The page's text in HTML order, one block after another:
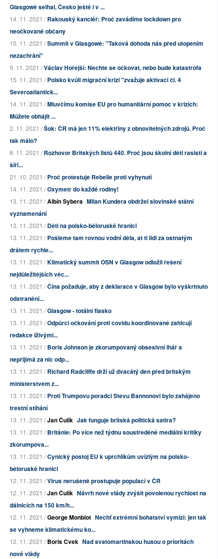
Glasgowě selhal, Česko ještě i v ...
14. 11. 2021 /Rakouský kancléř: Proč zavádíme lockdown pro
neočkované občany
15. 11. 2021 /Summit v Glasgowě: "Taková dohoda nás před utopením
nezachrání"
9. 11. 2021 /Václav Hořejší: Nechte se očkovat, nebo bude katastrofa
15. 11. 2021 /Polsko kvůli migrační krizi "zvažuje aktivaci čl. 4
Severoatlantick...
14. 11. 2021 /Mluvčímu komise EU pro humanitární pomoc v krizích:
Můžete obhájit ...
2. 11. 2021 /Šok: ČR má jen 11% elektřiny z obnovitelných zdrojů. Proč
tak málo?
8. 11. 2021 /Rozhovor Britských listů 440. Proč jsou školní děti rasisti a
šíří...
21. 10. 2021 /Proč protestuje Rebelie proti vyhynutí
14. 11. 2021 /Oxymetr do každé rodiny!
13. 11. 2021 /Albín Sybera Milan Kundera obdržel slovinské státní
vyznamenání
13. 11. 2021 /Děti na polsko-běloruské hranici
13. 11. 2021 /Pošleme tam rovnou vodní děla, at ti lidi za ostnatým
drátem rychle...
13. 11. 2021 /Klimatický summit OSN v Glasgow odložil řešení
nejdůležitějších věc...
13. 11. 2021 /Čína požaduje, aby z deklarace v Glasgow bylo vyškrtnuto
odstranění...
13. 11. 2021 /Glasgow - totální fiasko
13. 11. 2021 /Odpůrci očkování proti covidu koordinovaně zahlcují
redakce lživými...
13. 11. 2021 /Boris Johnson je zkorumpovaný obsesivní lhář a
nepřijímá za nic odp...
13. 11. 2021 /Richard Radcliffe drží už dvacátý den před britským
ministerstvem z...
13. 11. 2021 /Proti Trumpovu poradci Stevu Bannonovi bylo zahájeno
trestní stíhání
13. 11. 2021 /Jan Čulík Jak funguje britská politická satira?
13. 11. 2021 /Británie: Po více než týdnu soustředěné mediální kritiky
zkorumpova...
13. 11. 2021 /Cynický postoj EU k uprchlíkům uvízlým na polsko-
běloruské hranici
12. 11. 2021 /Virus nerušeně prostupuje populací v ČR
12. 11. 2021 /Jan Čulík Návrh nové vlády zvýšit povolenou rychlost na
dálnicích na 150 km/h...
12. 11. 2021 /George Monbiot Nechť extrémní bohatství vymizí: jen tak
se vyhneme klimatickému ko...
12. 11. 2021 /Boris Cvek Nad svatomartinskou husou o prioritách
nové vlády